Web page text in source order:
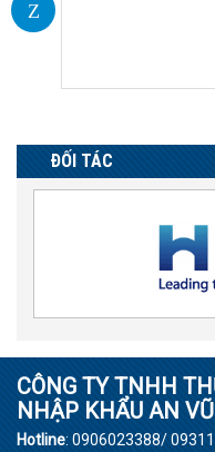
ĐỐI TÁC
CÔNG TY TNHH
NHẬP KHẨU AN VŨ
Hotline: 0906023388/
Z